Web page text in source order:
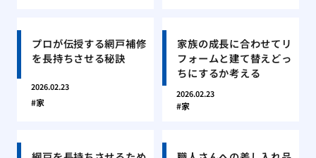
プロが伝授する網戸補修
を長持ちさせる秘訣
2026.02.23
家
家族の成長に合わせてリ
フォームと建て替えどっ
ちにするか考える
2026.02.23
家